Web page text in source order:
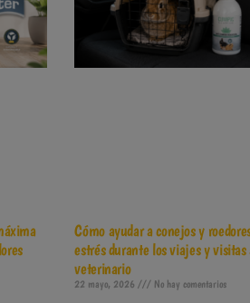
Cómo ayudar a conejos y
estrés durante los viajes y visitas
veterinario
22 mayo, 2026 No hay comentarios